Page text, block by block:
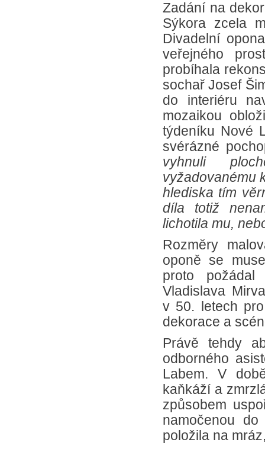
Zadání na
Sýkora zcela
Divadelní
veřejného
probíhala
sochař Josef
do interiéru
mozaikou
týdeníku Nové
svérázné
vyhnuli
vyžadovanému
hlediska tím
díla totiž
lichotila mu,
Rozměry
oponě se
proto
Vladislava
v 50. letech
dekorace a
Právě tehdy
odborného
Labem. V
kaňkáží a
způsobem
namočenou
položila na